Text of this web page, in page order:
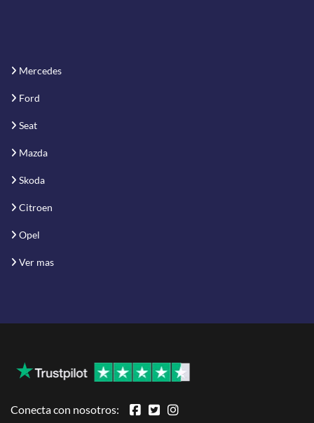
Mercedes
Ford
Seat
Mazda
Skoda
Citroen
Opel
Ver mas
Conecta con nosotros: